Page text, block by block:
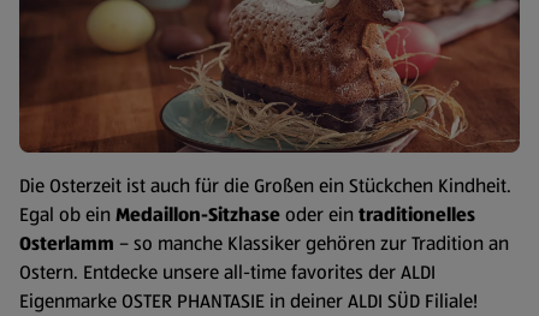
Die Osterzeit ist auch für die Großen ein Stückchen Kindheit.
Egal ob ein Medaillon-Sitzhaseoder ein traditionelles
Osterlamm – so manche Klassiker gehören zur Tradition an
Ostern. Entdecke unsere all-time favorites der ALDI
Eigenmarke OSTER PHANTASIE in deiner ALDI SÜD Filiale!